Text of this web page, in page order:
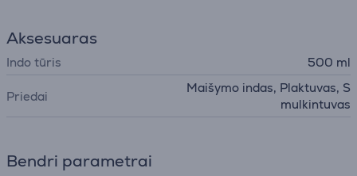
Aksesuaras
Indo tūris 500 ml
Priedai
Maišymo indas, Plaktuvas, S
mulkintuvas
Bendri parametrai